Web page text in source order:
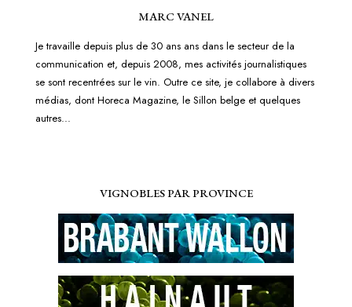
MARC VANEL
Je travaille depuis plus de 30 ans ans dans le secteur de la
communication et, depuis 2008, mes activités journalistiques
se sont recentrées sur le vin. Outre ce site, je collabore à divers
médias, dont Horeca Magazine, le Sillon belge et quelques
autres...
VIGNOBLES PAR PROVINCE